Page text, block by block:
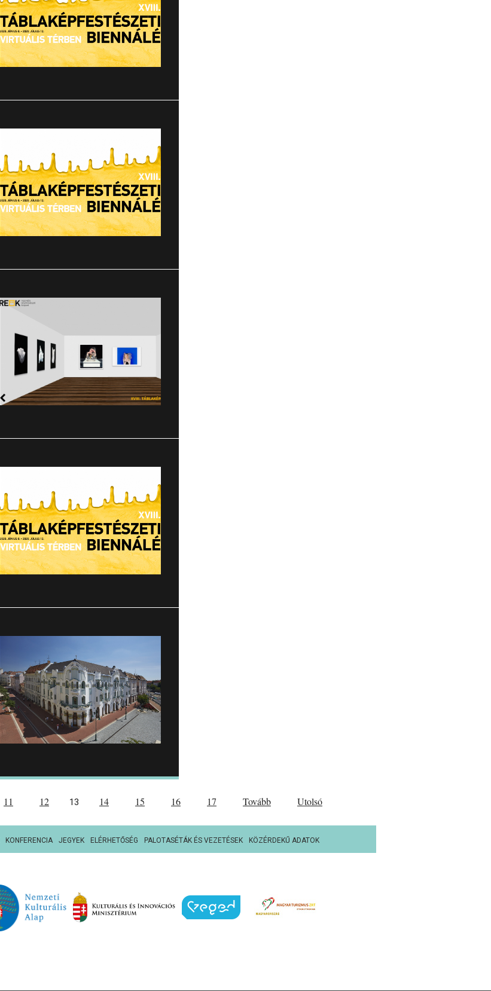
11 12 13 14 15 16 17 Tovább Utolsó
KONFERENCIA JEGYEK ELÉRHETŐSÉG PALOTASÉTÁK ÉS VEZETÉSEK KÖZÉRDEKŰ ADATOK